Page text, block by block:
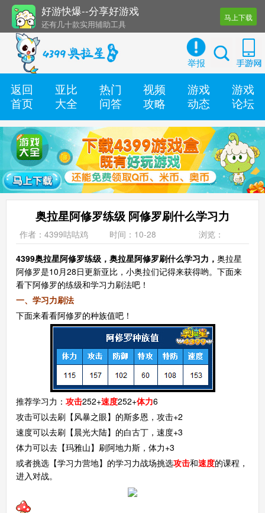
好游快爆--分享好游戏
还有几十款实用辅助工具
海量手游攻略 第一时间更新
马上下载
举报
返回
首页
亚比
大全
热门
问答
视频
攻略
游戏
动态
游戏
论坛
奥拉星阿修罗练级 阿修罗刷什么学习力
作者：4399咕咕鸡 时间：10-28 浏览：
4399奥拉星阿修罗练级，奥拉星阿修罗刷什么学习力， 奥拉星
阿修罗是10月28日更新亚比，小奥拉们记得来获得哟。下面来
看下阿修罗的练级和学习力刷法吧！
一、学习力刷法
下面来看看阿修罗的种族值吧！
推荐学习力： 攻击252+速度252+体力6
攻击可以去刷【风暴之眼】的斯多恩，攻击+2
速度可以去刷【晨光大陆】的白古丁，速度+3
体力可以去【玛雅山】刷阿地力斯，体力+3
或者挑选【学习力营地】的学习力战场挑选攻击和速度的课程，
进入对战。